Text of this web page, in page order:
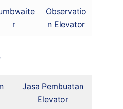
r
Observatio
n Elevator
Jasa Pembuatan
Elevator